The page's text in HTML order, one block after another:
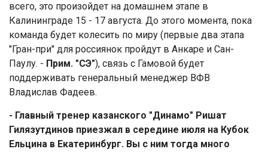
всего, это произойдет на домашнем этапе в
Калининграде 15 - 17 августа. До этого момента, пока
команда будет колесить по миру (первые два этапа
"Гран-при" для россиянок пройдут в Анкаре и Сан-
Паулу. - Прим. "СЭ"), связь с Гамовой будет
поддерживать генеральный менеджер ВФВ
Владислав Фадеев.
- Главный тренер казанского "Динамо" Ришат
Гилязутдинов приезжал в середине июля на Кубок
Ельцина в Екатеринбург. Вы с ним тогда много